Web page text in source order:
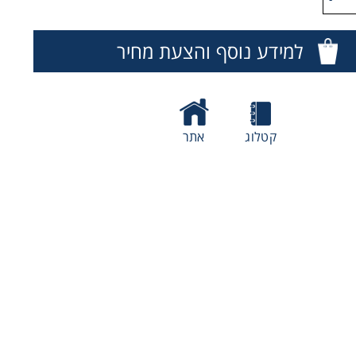
למידע נוסף והצעת מחיר
קטלוג אתר